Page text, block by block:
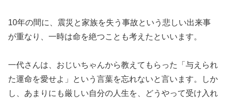
10年の間に、震災と家族を失う事故という悲しい出来事
が重なり、一時は命を絶つことも考えたといいます。
一代さんは、おじいちゃんから教えてもらった「与えられ
た運命を愛せよ」という言葉を忘れないと言います。しか
し、あまりにも厳しい自分の人生を、どうやって受け入れ